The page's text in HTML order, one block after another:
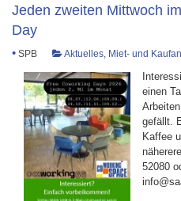
Jeden zweiten Mittwoch
Day
• SPB Aktuelles Miet- und
einen
gefällt.
Kaffee
52080